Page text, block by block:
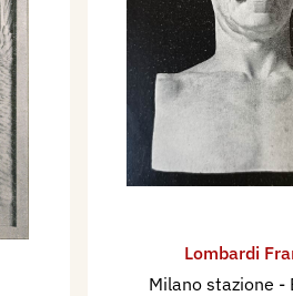
Lombardi
Milano stazione -